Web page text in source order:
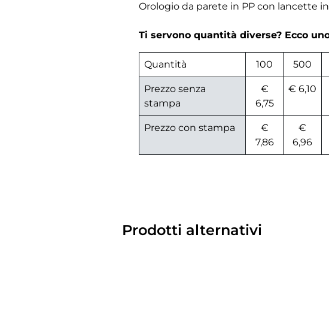
Orologio da parete in PP con lancette
Ti servono quantità diverse? Ecco
Quantità 100 500
Prezzo senza
stampa
€
6,75
€ 6,10
Prezzo con stampa
€
7,86
€
6,96
Prodotti alternativi